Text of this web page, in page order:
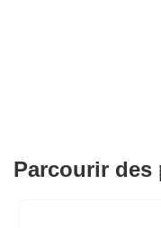
Parcourir